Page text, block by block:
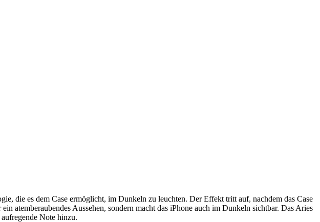
die es dem Case ermöglicht, im Dunkeln zu leuchten. Der Effekt tritt auf, nachdem das Case
atemberaubendes Aussehen, sondern macht das iPhone auch im Dunkeln sichtbar. Das Aries
Note hinzu.